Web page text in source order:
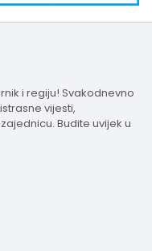
i regiju! Svakodnevno
vijesti,
Budite uvijek u